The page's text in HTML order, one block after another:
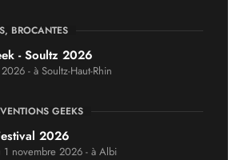
BROCANTES
- Soultz 2026
- à Soultz-Haut-Rhin
GEEKS
2026
1 novembre 2026 - à Albi